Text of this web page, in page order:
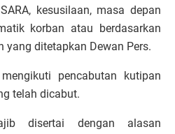
kesusilaan, masa depan
korban atau berdasarkan
yang ditetapkan Dewan Pers.
pencabutan kutipan
telah dicabut.
disertai dengan alasan